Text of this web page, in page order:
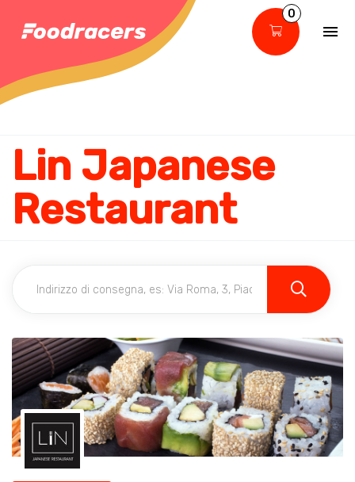
0
Lin Japanese
Restaurant